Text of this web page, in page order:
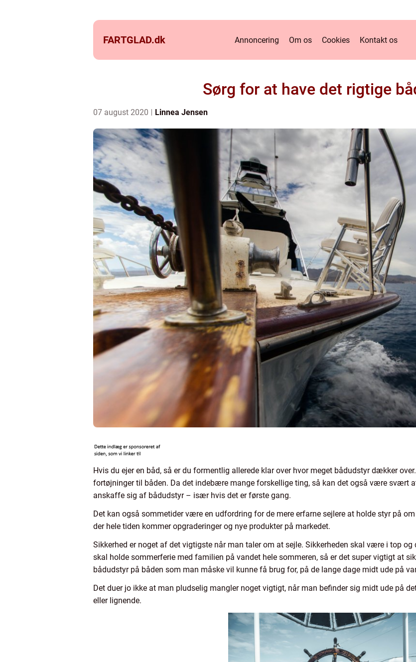
FARTGLAD.dk Annoncering Om os Cookies Kontakt os
Sørg for at have det rigtige
07 august 2020 Linnea Jensen
Hvis du ejer en båd, så er du formentlig allerede klar over hvor meget bådudstyr dækker
fortøjninger til båden. Da det indebære mange forskellige ting, så kan det også være svært
anskaffe sig af bådudstyr – især hvis det er første gang.
Det kan også sommetider være en udfordring for de mere erfarne sejlere at holde styr på
der hele tiden kommer opgraderinger og nye produkter på markedet.
Sikkerhed er noget af det vigtigste når man taler om at sejle. Sikkerheden skal være i top
skal holde sommerferie med familien på vandet hele sommeren, så er det super vigtigt at
bådudstyr på båden som man måske vil kunne få brug for, på de lange dage midt ude på
Det duer jo ikke at man pludselig mangler noget vigtigt, når man befinder sig midt ude på
eller lignende.